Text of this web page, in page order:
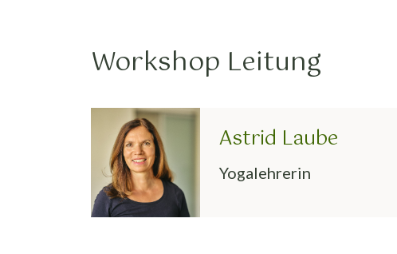
Workshop Leitung
Astrid Laube
Yogalehrerin